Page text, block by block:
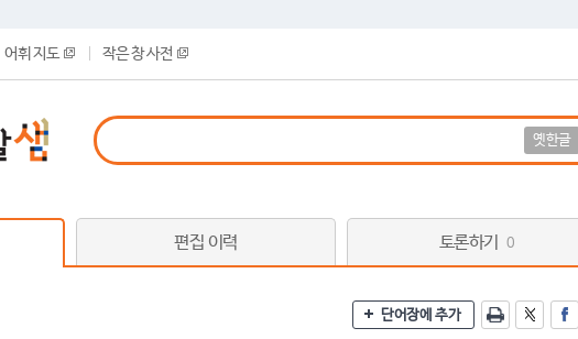
어휘 지도 작은 창 사전
옛한글
편집 이력 토론하기 0
단어장에 추가